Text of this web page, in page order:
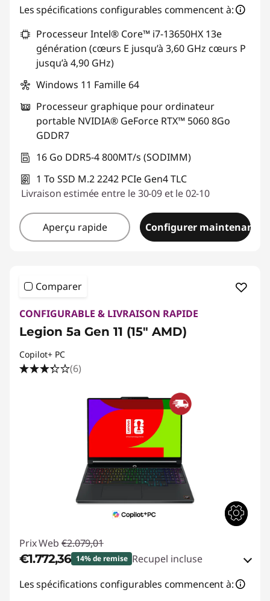
Bons de réduction en ligne :-€343,45
Code de réduction : GAMING-DEAL
Les spécifications configurables commencent à:
Processeur Intel® Core™ i7-13650HX 13e
génération (cœurs E jusqu’à 3,60 GHz cœurs P
jusqu’à 4,90 GHz)
Windows 11 Famille 64
Processeur graphique pour ordinateur
portable NVIDIA® GeForce RTX™ 5060 8Go
GDDR7
16 Go DDR5-4 800MT/s (SODIMM)
1 To SSD M.2 2242 PCIe Gen4 TLC
Livraison estimée entre le 30-09 et le 02-10
Aperçu rapide Configurer maintenant
Comparer
CONFIGURABLE & LIVRAISON RAPIDE
Legion 5a Gen 11 (15" AMD)
Copilot+ PC
(6)
Prix Web €2.079,01
€1.772,36 14% de remise Recupel incluse
Bons de réduction en ligne :-€306,65
Les spécifications configurables commencent à: